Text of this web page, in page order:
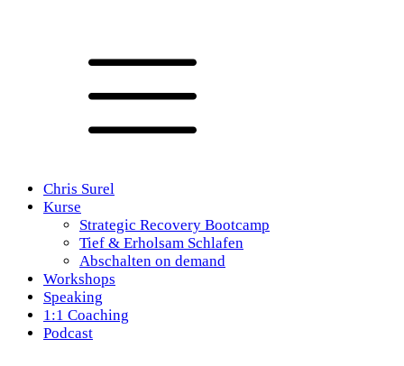
Chris Surel
Kurse
Strategic Recovery Bootcamp
Tief & Erholsam Schlafen
Abschalten on demand
Workshops
Speaking
1:1 Coaching
Podcast